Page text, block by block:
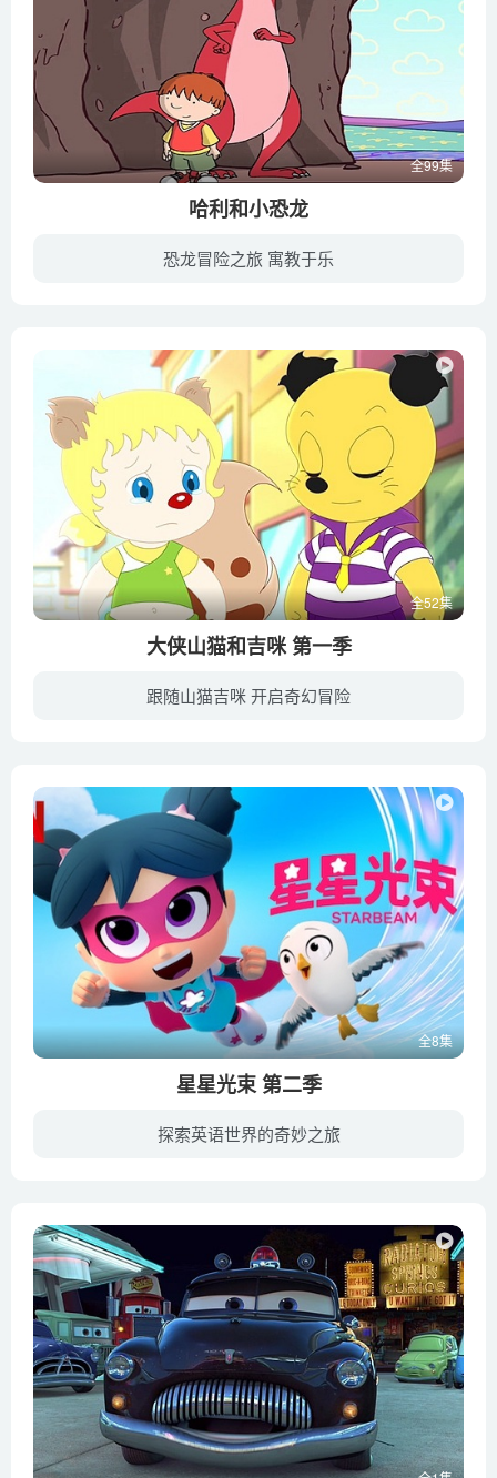
全99集
哈利和小恐龙
恐龙冒险之旅 寓教于乐
全52集
大侠山猫和吉咪 第一季
跟随山猫吉咪 开启奇幻冒险
全8集
星星光束 第二季
探索英语世界的奇妙之旅